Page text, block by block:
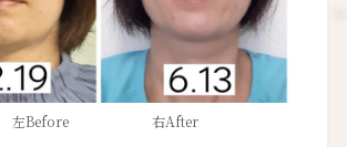
左Before 右After